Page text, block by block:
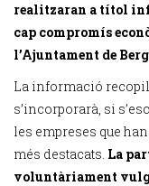
realitzaran a títol
cap compromís
l’Ajuntament de
La informació
s’incorporarà, si
les empreses que
més destacats. La
voluntàriament